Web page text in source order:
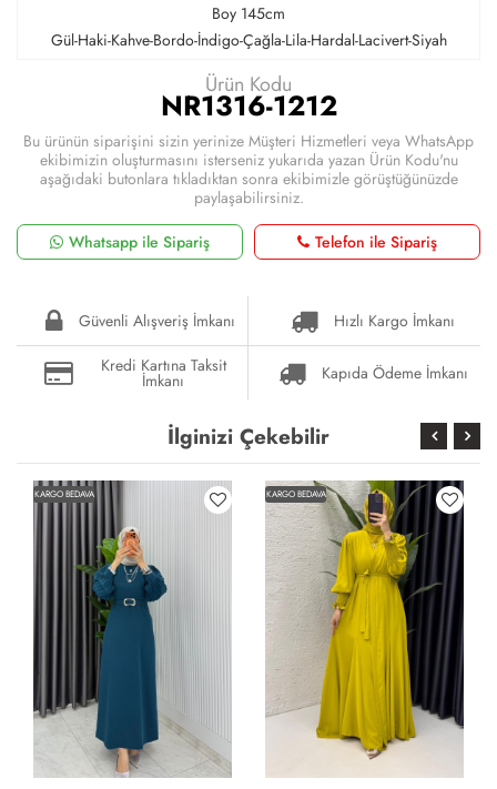
Boy 145cm
Gül-Haki-Kahve-Bordo-İndigo-Çağla-Lila-Hardal-Lacivert-Siyah
Ürün Kodu
NR1316-1212
Bu ürünün siparişini sizin yerinize Müşteri Hizmetleri veya WhatsApp
ekibimizin oluşturmasını isterseniz yukarıda yazan Ürün Kodu'nu
aşağıdaki butonlara tıkladıktan sonra ekibimizle görüştüğünüzde
paylaşabilirsiniz.
Whatsapp ile Sipariş
Telefon ile Sipariş
Güvenli Alışveriş İmkanı
Hızlı Kargo İmkanı
Kredi Kartına Taksit
İmkanı Kapıda Ödeme İmkanı
İlginizi Çekebilir
KARGO BEDAVA KARGO BEDAVA